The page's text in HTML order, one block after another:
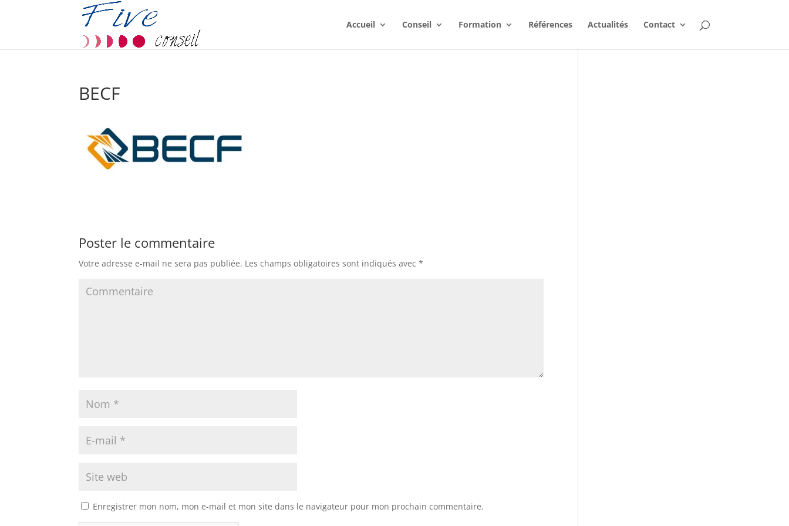
Accueil Conseil Formation Références Actualités Contact
BECF
Poster le commentaire
Votre adresse e-mail ne sera pas publiée. Les champs obligatoires sont indiqués avec*
Enregistrer mon nom, mon e-mail et mon site dans le navigateur pour mon prochain commentaire.